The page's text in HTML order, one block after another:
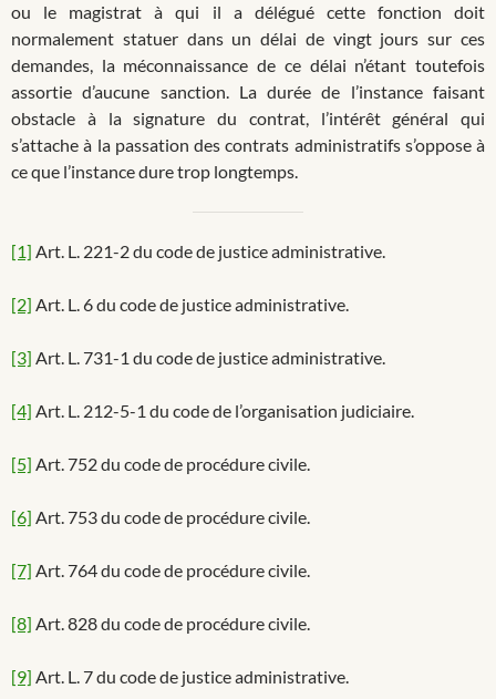
ou le magistrat à qui il a délégué cette fonction doit
normalement statuer dans un délai de vingt jours sur ces
demandes, la méconnaissance de ce délai n’étant toutefois
assortie d’aucune sanction. La durée de l’instance faisant
obstacle à la signature du contrat, l’intérêt général qui
s’attache à la passation des contrats administratifs s’oppose à
ce que l’instance dure trop longtemps.
[1] Art. L. 221-2 du code de justice administrative.
[2] Art. L. 6 du code de justice administrative.
[3] Art. L. 731-1 du code de justice administrative.
[4] Art. L. 212-5-1 du code de l’organisation judiciaire.
[5] Art. 752 du code de procédure civile.
[6] Art. 753 du code de procédure civile.
[7] Art. 764 du code de procédure civile.
[8] Art. 828 du code de procédure civile.
[9] Art. L. 7 du code de justice administrative.